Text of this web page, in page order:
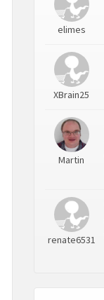
elimes
XBrain25
Martin
renate6531